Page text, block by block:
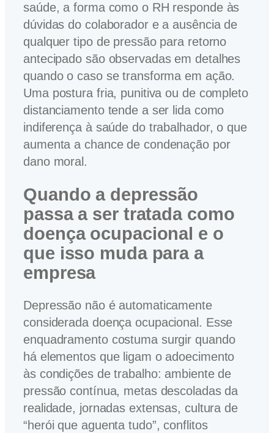
saúde, a forma como o RH responde às
dúvidas do colaborador e a ausência de
qualquer tipo de pressão para retorno
antecipado são observadas em detalhes
quando o caso se transforma em ação.
Uma postura fria, punitiva ou de completo
distanciamento tende a ser lida como
indiferença à saúde do trabalhador, o que
aumenta a chance de condenação por
dano moral.
Quando a depressão
passa a ser tratada como
doença ocupacional e o
que isso muda para a
empresa
Depressão não é automaticamente
considerada doença ocupacional. Esse
enquadramento costuma surgir quando
há elementos que ligam o adoecimento
às condições de trabalho: ambiente de
pressão contínua, metas descoladas da
realidade, jornadas extensas, cultura de
“herói que aguenta tudo”, conflitos